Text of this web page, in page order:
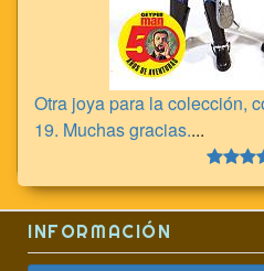
Otra joya para la colección,
19. Muchas gracias....
INFORMACIÓN